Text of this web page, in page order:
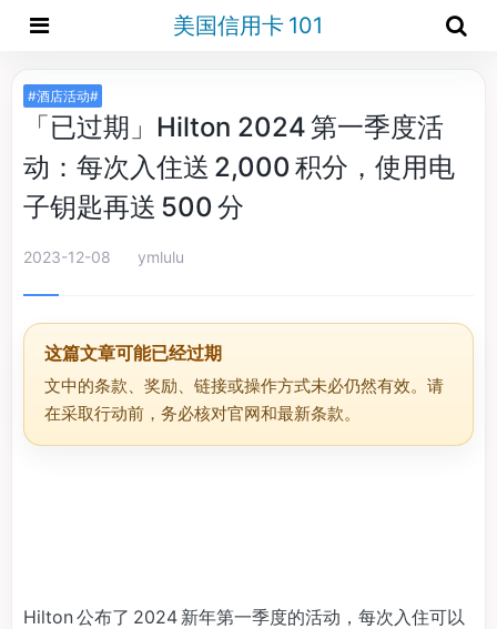
美国信用卡 101
#酒店活动#
「已过期」Hilton 2024 第一季度活
动：每次入住送 2,000 积分，使用电
子钥匙再送 500 分
2023-12-08 ymlulu
这篇文章可能已经过期
文中的条款、奖励、链接或操作方式未必仍然有效。请
在采取行动前，务必核对官网和最新条款。
Hilton 公布了 2024 新年第一季度的活动，每次入住可以